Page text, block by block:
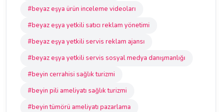
#beyaz eşya ürün inceleme videoları
#beyaz eşya yetkili satıcı reklam yönetimi
#beyaz eşya yetkili servis reklam ajansı
#beyaz eşya yetkili servis sosyal medya danışmanlığı
#beyin cerrahisi sağlık turizmi
#beyin pili ameliyatı sağlık turizmi
#beyin tümörü ameliyatı pazarlama